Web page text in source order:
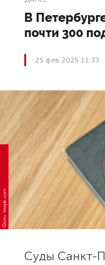
В
почти 300
25 фев 2025 11:33
Фото: freepik.com
Суды Санкт-